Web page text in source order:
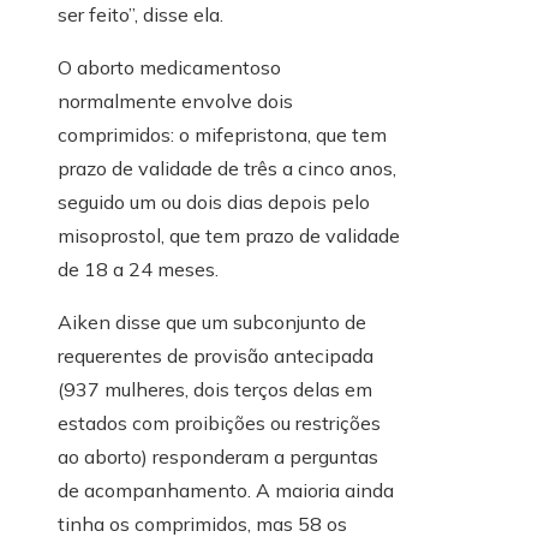
ser feito”, disse ela.
O aborto medicamentoso
normalmente envolve dois
comprimidos: o mifepristona, que tem
prazo de validade de três a cinco anos,
seguido um ou dois dias depois pelo
misoprostol, que tem prazo de validade
de 18 a 24 meses.
Aiken disse que um subconjunto de
requerentes de provisão antecipada
(937 mulheres, dois terços delas em
estados com proibições ou restrições
ao aborto) responderam a perguntas
de acompanhamento. A maioria ainda
tinha os comprimidos, mas 58 os